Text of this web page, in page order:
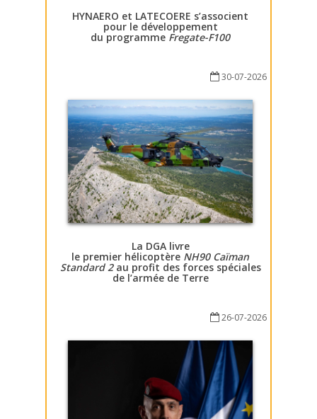
HYNAERO et LATECOERE s’associent
pour le développement
du programme Fregate-F100
30-07-2026
La DGA livre
le premier hélicoptère NH90 Caïman
Standard 2au profit des forces spéciales
de l’armée de Terre
26-07-2026